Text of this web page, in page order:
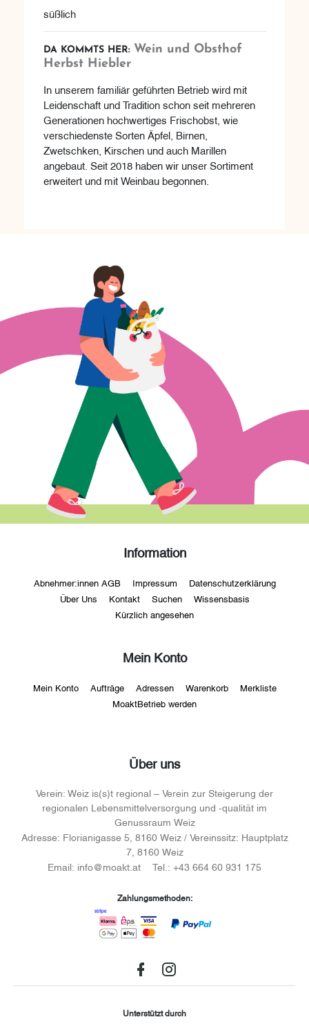
süßlich
DA KOMMTS HER: Wein und Obsthof
Herbst Hiebler
In unserem familiär geführten Betrieb wird mit
Leidenschaft und Tradition schon seit mehreren
Generationen hochwertiges Frischobst, wie
verschiedenste Sorten Äpfel, Birnen,
Zwetschken, Kirschen und auch Marillen
angebaut. Seit 2018 haben wir unser Sortiment
erweitert und mit Weinbau begonnen.
Information
Abnehmer:innen AGB Impressum Datenschutzerklärung
Über Uns Kontakt Suchen Wissensbasis
Kürzlich angesehen
Mein Konto
Mein Konto Aufträge Adressen Warenkorb Merkliste
MoaktBetrieb werden
Über uns
Verein: Weiz is(s)t regional – Verein zur Steigerung der
regionalen Lebensmittelversorgung und -qualität im
Genussraum Weiz
Adresse: Florianigasse 5, 8160 Weiz / Vereinssitz: Hauptplatz
7, 8160 Weiz
Email: info@moakt.at Tel.: +43 664 60 931 175
Zahlungsmethoden:
Unterstützt durch